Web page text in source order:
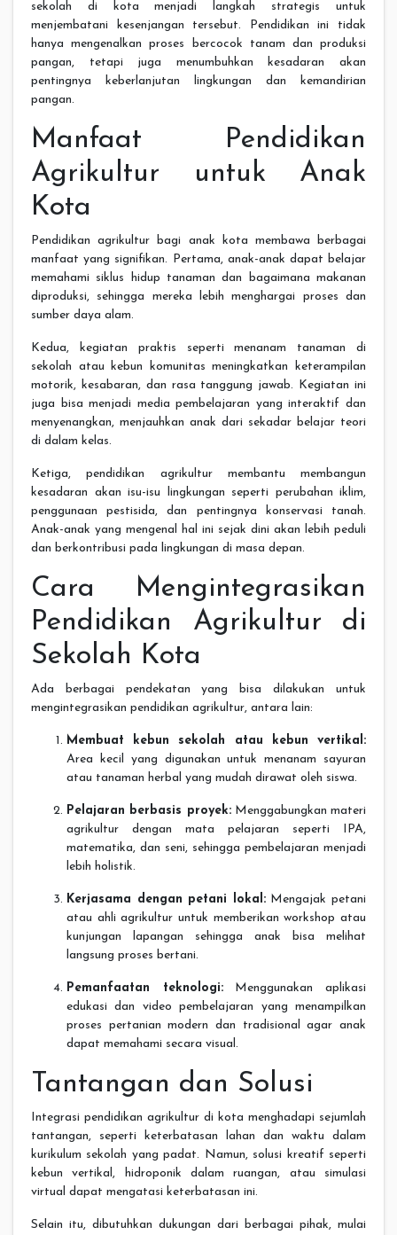
sekolah di kota menjadi langkah strategis untuk
menjembatani kesenjangan tersebut. Pendidikan ini tidak
hanya mengenalkan proses bercocok tanam dan produksi
pangan, tetapi juga menumbuhkan kesadaran akan
pentingnya keberlanjutan lingkungan dan kemandirian
pangan.
Manfaat Pendidikan
Agrikultur untuk Anak
Kota
Pendidikan agrikultur bagi anak kota membawa berbagai
manfaat yang signifikan. Pertama, anak-anak dapat belajar
memahami siklus hidup tanaman dan bagaimana makanan
diproduksi, sehingga mereka lebih menghargai proses dan
sumber daya alam.
Kedua, kegiatan praktis seperti menanam tanaman di
sekolah atau kebun komunitas meningkatkan keterampilan
motorik, kesabaran, dan rasa tanggung jawab. Kegiatan ini
juga bisa menjadi media pembelajaran yang interaktif dan
menyenangkan, menjauhkan anak dari sekadar belajar teori
di dalam kelas.
Ketiga, pendidikan agrikultur membantu membangun
kesadaran akan isu-isu lingkungan seperti perubahan iklim,
penggunaan pestisida, dan pentingnya konservasi tanah.
Anak-anak yang mengenal hal ini sejak dini akan lebih peduli
dan berkontribusi pada lingkungan di masa depan.
Cara Mengintegrasikan
Pendidikan Agrikultur di
Sekolah Kota
Ada berbagai pendekatan yang bisa dilakukan untuk
mengintegrasikan pendidikan agrikultur, antara lain:
Membuat kebun sekolah atau kebun vertikal:
Area kecil yang digunakan untuk menanam sayuran
atau tanaman herbal yang mudah dirawat oleh siswa.
Pelajaran berbasis proyek:Menggabungkan materi
agrikultur dengan mata pelajaran seperti IPA,
matematika, dan seni, sehingga pembelajaran menjadi
lebih holistik.
Kerjasama dengan petani lokal:Mengajak petani
atau ahli agrikultur untuk memberikan workshop atau
kunjungan lapangan sehingga anak bisa melihat
langsung proses bertani.
Pemanfaatan teknologi:Menggunakan aplikasi
edukasi dan video pembelajaran yang menampilkan
proses pertanian modern dan tradisional agar anak
dapat memahami secara visual.
Tantangan dan Solusi
Integrasi pendidikan agrikultur di kota menghadapi sejumlah
tantangan, seperti keterbatasan lahan dan waktu dalam
kurikulum sekolah yang padat. Namun, solusi kreatif seperti
kebun vertikal, hidroponik dalam ruangan, atau simulasi
virtual dapat mengatasi keterbatasan ini.
Selain itu, dibutuhkan dukungan dari berbagai pihak, mulai